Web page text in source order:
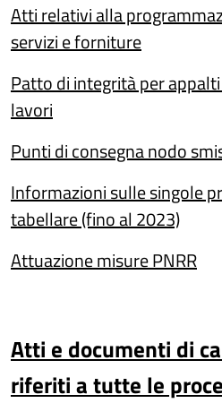
Atti relativi alla
servizi e forniture
Patto di integrità per
lavori
Punti di consegna nodo
Informazioni sulle singole
tabellare (fino al 2023)
Attuazione misure PNRR
Atti e documenti di
riferiti a tutte le